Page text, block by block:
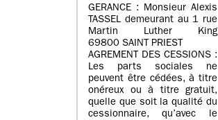
GERANCE : Monsieur Alexis
TASSEL demeurant au 1 rue
Martin Luther King
69800 SAINT PRIEST
AGREMENT DES CESSIONS :
Les parts sociales ne
peuvent être cédées, à titre
onéreux ou à titre gratuit,
quelle que soit la qualité du
cessionnaire, qu’avec le